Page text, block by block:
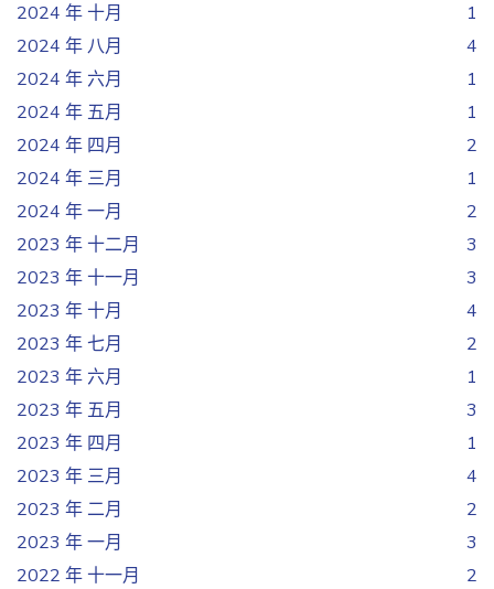
2024 年 十月
1
2024 年 八月
4
2024 年 六月
1
2024 年 五月
1
2024 年 四月
2
2024 年 三月
1
2024 年 一月
2
2023 年 十二月
3
2023 年 十一月
3
2023 年 十月
4
2023 年 七月
2
2023 年 六月
1
2023 年 五月
3
2023 年 四月
1
2023 年 三月
4
2023 年 二月
2
2023 年 一月
3
2022 年 十一月
2